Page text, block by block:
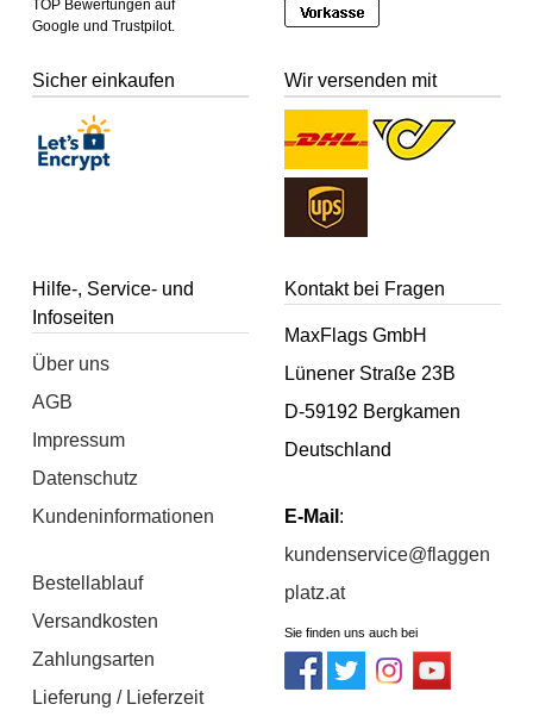
TOP Bewertungen auf
Google und Trustpilot.
Sicher einkaufen Wir versenden mit
Hilfe-, Service- und
Infoseiten
Über uns
AGB
Impressum
Datenschutz
Kundeninformationen
Bestellablauf
Versandkosten
Zahlungsarten
Lieferung / Lieferzeit
Kontakt bei Fragen
MaxFlags GmbH
Lünener Straße 23B
D-59192 Bergkamen
Deutschland
E-Mail :
kundenservice@flaggen
platz.at
Sie finden uns auch bei